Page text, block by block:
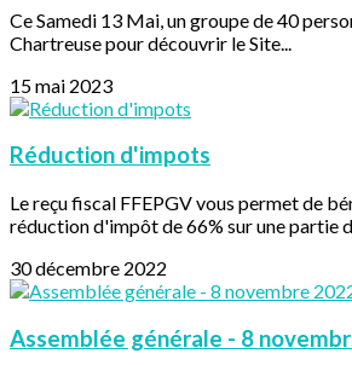
Ce Samedi 13 Mai, un groupe de 40
Chartreuse pour découvrir le Site...
15 mai 2023
Réduction d'impots
Le reçu fiscal FFEPGV vous permet de
réduction d'impôt de 66% sur une partie
30 décembre 2022
Assemblée générale - 8